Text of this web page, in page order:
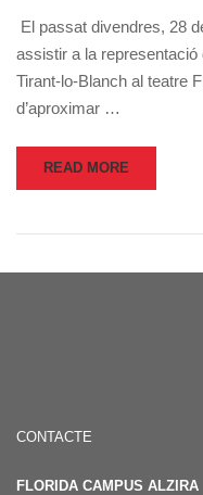
El passat divendres, 28
assistir a la representació
Tirant-lo-Blanch al teatre
d’aproximar …
READ MORE
CONTACTE
FLORIDA CAMPUS ALZIRA